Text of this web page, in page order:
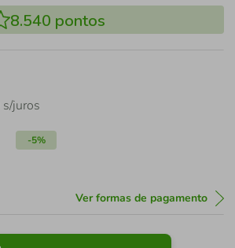
8.540 pontos
s/juros
-5%
Ver formas de pagamento